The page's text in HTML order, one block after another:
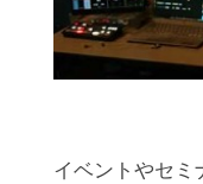
イベントやセ